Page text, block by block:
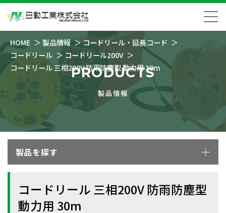
HOME 製品情報
コードリール・延長コード
コードリール
コードリール200V
コードリール 三相200V 防雨防塵型 動力用 30m
PRODUCTS
製品情報
製品を探す
コードリール 三相200V 防雨防塵型
動力用 30m